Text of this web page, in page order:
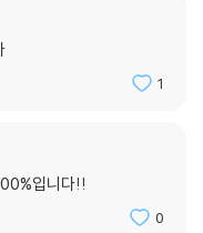
1
입니다!!
0